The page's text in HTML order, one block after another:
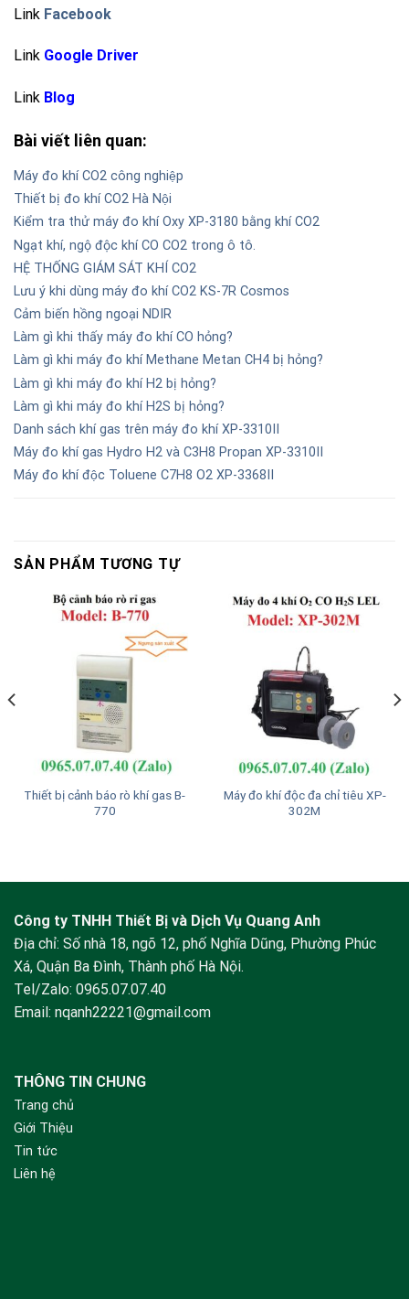
Link Facebook
Link Google Driver
Link Blog
Bài viết liên quan:
Máy đo khí CO2 công nghiệp
Thiết bị đo khí CO2 Hà Nội
Kiểm tra thử máy đo khí Oxy XP-3180 bằng khí CO2
Ngạt khí, ngộ độc khí CO CO2 trong ô tô.
HỆ THỐNG GIÁM SÁT KHÍ CO2
Lưu ý khi dùng máy đo khí CO2 KS-7R Cosmos
Cảm biến hồng ngoại NDIR
Làm gì khi thấy máy đo khí CO hỏng?
Làm gì khi máy đo khí Methane Metan CH4 bị hỏng?
Làm gì khi máy đo khí H2 bị hỏng?
Làm gì khi máy đo khí H2S bị hỏng?
Danh sách khí gas trên máy đo khí XP-3310II
Máy đo khí gas Hydro H2 và C3H8 Propan XP-3310II
Máy đo khí độc Toluene C7H8 O2 XP-3368II
SẢN PHẨM TƯƠNG TỰ
Thiết bị cảnh báo rò khí gas B-
770
Máy đo khí độc đa chỉ tiêu XP-
302M
Công ty TNHH Thiết Bị và Dịch Vụ Quang Anh
Địa chỉ: Số nhà 18, ngõ 12, phố Nghĩa Dũng, Phường Phúc
Xá, Quận Ba Đình, Thành phố Hà Nội.
Tel/Zalo: 0965.07.07.40
Email: nqanh22221@gmail.com
THÔNG TIN CHUNG
Trang chủ
Giới Thiệu
Tin tức
Liên hệ